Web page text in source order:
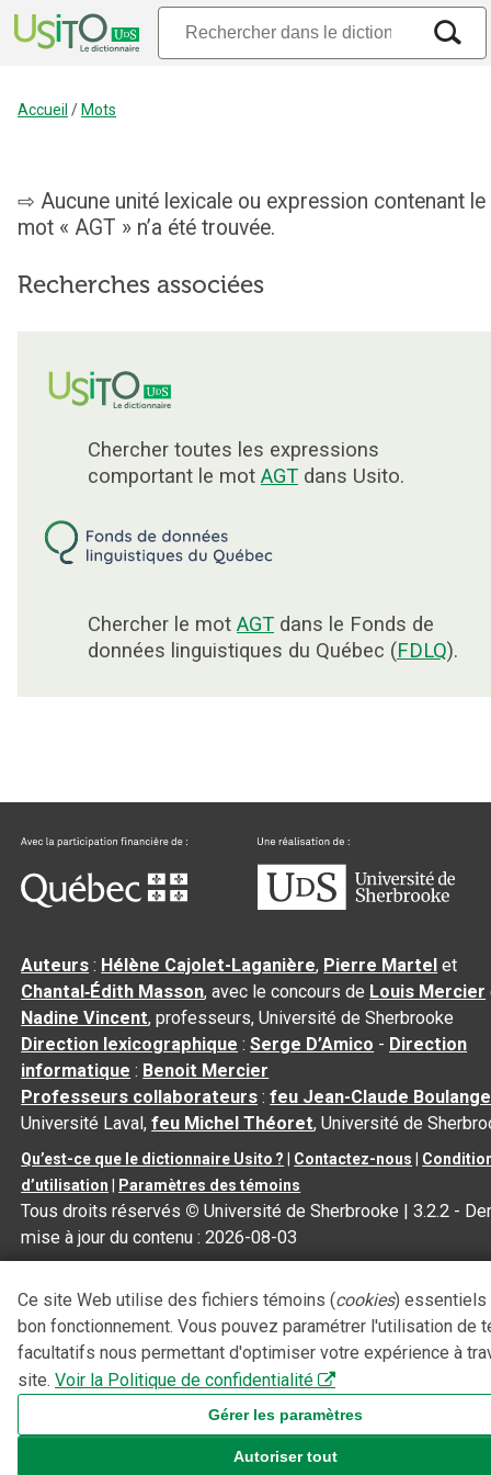
Accueil / Mots
Aucune unité lexicale ou expression contenant le
mot « AGT » n’a été trouvée.
Recherches associées
Chercher toutes les expressions
comportant le mot AGT dans Usito.
Chercher le mot AGT dans le Fonds de
données linguistiques du Québec (FDLQ).
Auteurs : Hélène Cajolet-Laganière, Pierre Martel et
Chantal‑Édith Masson, avec le concours de Louis Mercier
Nadine Vincent, professeurs, Université de Sherbrooke
Direction lexicographique :Serge D’Amico - Direction
informatique : Benoit Mercier
Professeurs collaborateurs :feu Jean-Claude
Université Laval,feu Michel Théoret, Université de
Qu’est-ce que le dictionnaire Usito ? Contactez-nous
d’utilisation
Paramètres des témoins
Tous droits réservés © Université de Sherbrooke |3.2.2 -
mise à jour du contenu :2026-08-03
Ce site Web utilise des fichiers témoins (cookies) essentiels
bon fonctionnement. Vous pouvez paramétrer l'utilisation de
facultatifs nous permettant d'optimiser votre expérience à
site. Voir la Politique de confidentialité
Gérer les paramètres
Autoriser tout